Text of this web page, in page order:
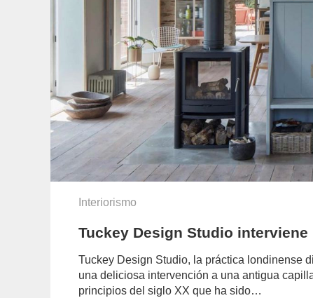
Interiorismo
Tuckey Design Studio
Tuckey Design Studio, la práctica londinense
una deliciosa intervención a una antigua
principios del siglo XX que ha sido…